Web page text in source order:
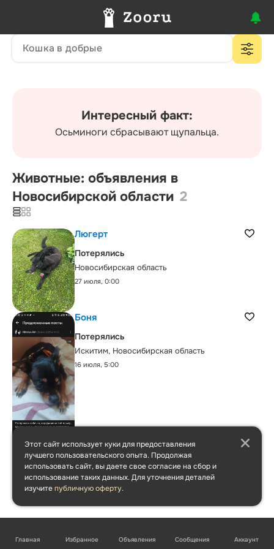
Интересный факт:
Осьминоги сбрасывают щупальца.
Животные: объявления в
Новосибирской области 2
Люгерт
Потерялись
Новосибирская область
27 июля, 0:00
Боня
Потерялись
Искитим, Новосибирская область
16 июля, 5:00
Этот сайт использует куки для предоставления
лучшего пользовательского опыта. Продолжая
использовать сайт, вы даете свое согласие на сбор и
использование таких данных. Для уточнения деталей
изучитепубличную оферту.
Главная Избранное Объявления Сообщения Аккаунт